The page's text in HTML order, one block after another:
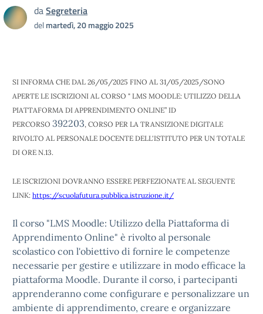
daSegreteria
delmartedì, 20 maggio 2025
SI INFORMA CHE DAL 26/05/2025 FINO AL 31/05/2025/SONO
APERTE LE ISCRIZIONI AL CORSO " LMS MOODLE: UTILIZZO DELLA
PIATTAFORMA DI APPRENDIMENTO ONLINE” ID
PERCORSO 392203, CORSO PER LA TRANSIZIONE DIGITALE
RIVOLTO AL PERSONALE DOCENTE DELL'ISTITUTO PER UN TOTALE
DI ORE N.13.
LE ISCRIZIONI DOVRANNO ESSERE PERFEZIONATE AL SEGUENTE
LINK: https://scuolafutura.pubblica.istruzione.it/
Il corso "LMS Moodle: Utilizzo della Piattaforma di
Apprendimento Online" è rivolto al personale
scolastico con l'obiettivo di fornire le competenze
necessarie per gestire e utilizzare in modo efficace la
piattaforma Moodle. Durante il corso, i partecipanti
apprenderanno come configurare e personalizzare un
ambiente di apprendimento, creare e organizzare